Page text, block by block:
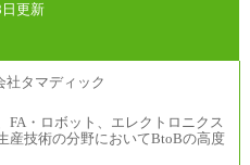
日更新
FA・ロボット、エレクトロニクス
産技術の分野においてBtoBの高度